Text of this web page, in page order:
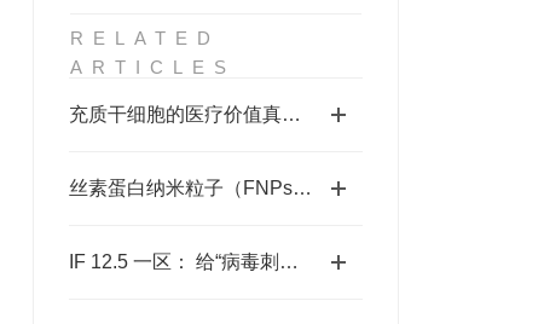
RELATED
ARTICLES
充质干细胞的医疗价值真的很高
丝素蛋白纳米粒子（FNPs）负载白藜芦醇在炎症性肠病治疗中的疗效与机制研究
IF 12.5 一区： 给“病毒刺客”装上GPS：人工抗原如何照亮噬菌体